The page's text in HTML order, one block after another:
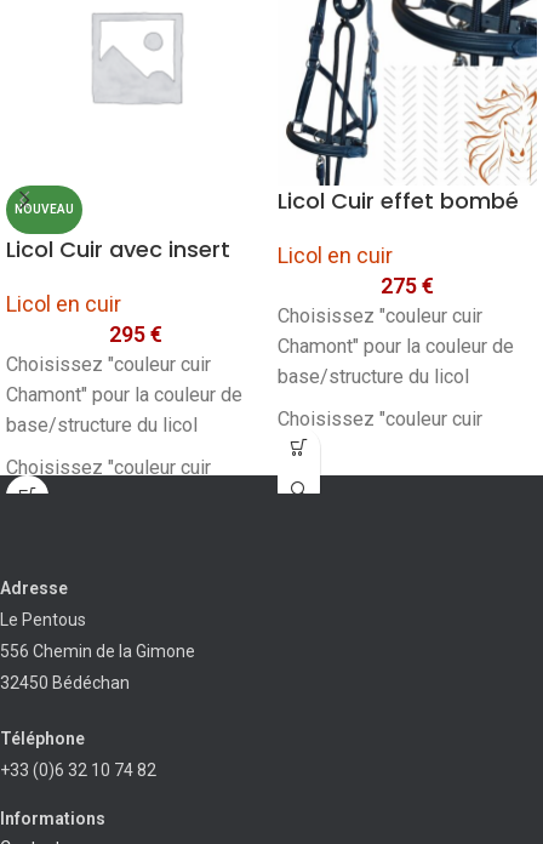
NOUVEAU
Licol Cuir avec insert
Licol en cuir
295€
Choisissez "couleur cuir
Chamont" pour la couleur de
base/structure du licol
Choisissez "couleur cuir
Sweet2" pour la couleur des
Licol Cuir effet bombé
Licol en cuir
275€
Choisissez "couleur cuir
Chamont" pour la couleur de
base/structure du licol
Choisissez "couleur cuir
Sweet2" pour la couleur du
bombé carré des montants,
Adresse
Le Pentous
556 Chemin de la Gimone
32450 Bédéchan
Téléphone
+33 (0)6 32 10 74 82
Informations